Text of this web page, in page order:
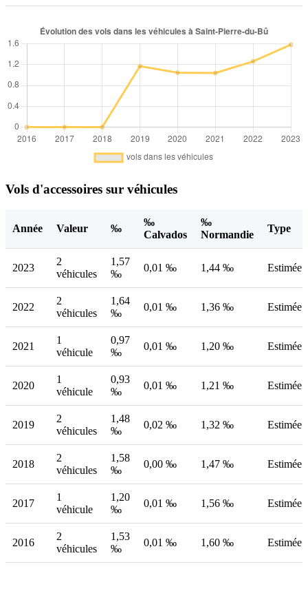
Vols d'accessoires sur véhicules
Année Valeur ‰
‰
Calvados
‰
Normandie
Type
2023
2
véhicules
1,57
‰
0,01 ‰ 1,44 ‰ Estimée
2022
2
véhicules
1,64
‰
0,01 ‰ 1,36 ‰ Estimée
2021
1
véhicule
0,97
‰
0,01 ‰ 1,20 ‰ Estimée
2020
1
véhicule
0,93
‰
0,01 ‰ 1,21 ‰ Estimée
2019
2
véhicules
1,48
‰
0,02 ‰ 1,32 ‰ Estimée
2018
2
véhicules
1,58
‰
0,00 ‰ 1,47 ‰ Estimée
2017
1
véhicule
1,20
‰
0,01 ‰ 1,56 ‰ Estimée
2016
2
véhicules
1,53
‰
0,01 ‰ 1,60 ‰ Estimée